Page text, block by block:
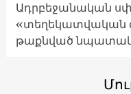
Ադրբեջանական
«տեղեկատվական
թաքնված